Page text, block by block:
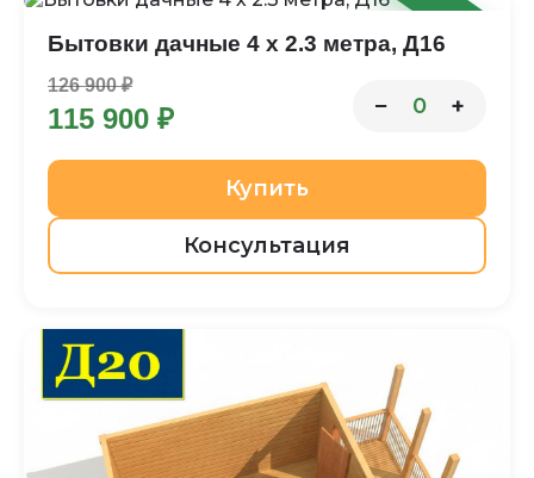
-9%
Бытовки дачные 4 х 2.3 метра, Д16
126 900 ₽
115 900 ₽ − 0 +
Купить
Консультация